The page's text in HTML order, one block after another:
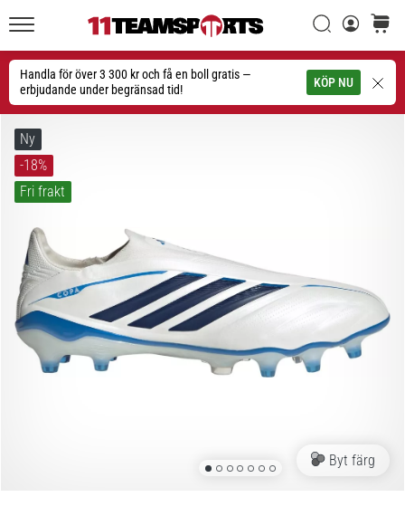
Handla för över 3 300 kr och få en boll gratis —
erbjudande under begränsad tid!
KÖP NU
Sök
Sök
1. 7. 2025
•
1 min. läsning
Play
for
More
Victories
Rusta
dig
för
dam-
EM
2025
med
officiella
tröjor
Ny
-18%
Fri frakt
Byt färg